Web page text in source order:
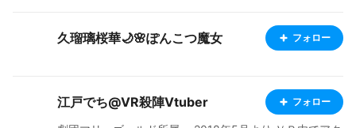
久瑠璃桜華🌙🌸ぽんこつ魔女 フォロー
江戸でち@VR殺陣Vtuber フォロー